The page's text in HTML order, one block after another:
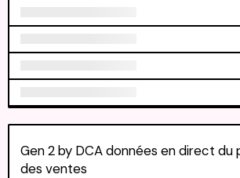
Gen 2 by DCA données en direct du
des ventes